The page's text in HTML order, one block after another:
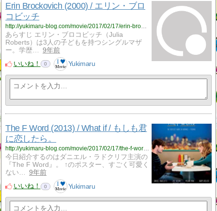
Erin Brockovich (2000) / エリン・ブロ
コビッチ
http://yukimaru-blog.com/movie/2017/02/17/erin-brockovich-2000-%e3%82%a8%e3%83%aa%e3%83%b3%e3%83%bb%e3%83%96%e3%83%ad%e3%82%b3%e3%83%93%e3%83%83%e3%83%81/
あらすじ エリン・ブロコビッチ（Julia
Roberts）は3人の子どもを持つシングルマザ
ー。学歴…
9年前
いいね！
0 Yukimaru
The F Word (2013) / What if / もしも君
に恋したら。
http://yukimaru-blog.com/movie/2017/02/17/the-f-word-2013-what-if-%e3%82%82%e3%81%97%e3%82%82%e5%90%9b%e3%81%ab%e6%81%8b%e3%81%97%e3%81%9f%e3%82%89%e3%80%82/
今日紹介するのはダニエル・ラドクリフ主演の
『The F Word』。 ↑のポスター、すごく可愛く
ない…
9年前
いいね！
0 Yukimaru